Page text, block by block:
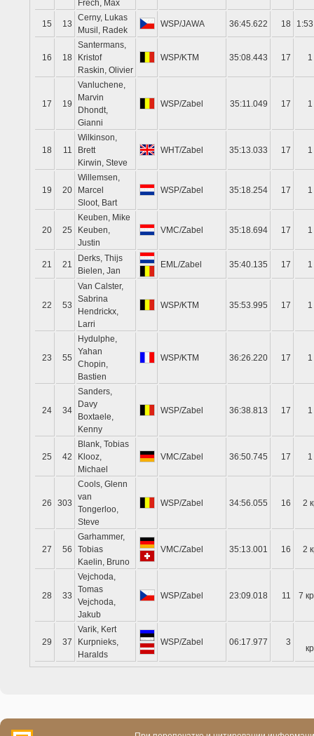
Frech, Max
15 13
Cerny, Lukas
Musil, Radek
WSP/JAWA 36:45.622 18
16 18
Santermans,
Kristof
Raskin, Olivier
WSP/KTM 35:08.443 17 1
17 19
Vanluchene,
Marvin
Dhondt,
Gianni
WSP/Zabel 35:11.049 17 1
18 11
Wilkinson,
Brett
Kirwin, Steve
WHT/Zabel 35:13.033 17 1
19 20
Willemsen,
Marcel
Sloot, Bart
WSP/Zabel 35:18.254 17 1
20 25
Keuben, Mike
Keuben,
Justin
VMC/Zabel 35:18.694 17 1
21 21
Derks, Thijs
Bielen, Jan
EML/Zabel 35:40.135 17 1
22 53
Van Calster,
Sabrina
Hendrickx,
Larri
WSP/KTM 35:53.995 17 1
23 55
Hydulphe,
Yahan
Chopin,
Bastien
WSP/KTM 36:26.220 17 1
24 34
Sanders,
Davy
Boxtaele,
Kenny
WSP/Zabel 36:38.813 17 1
25 42
Blank, Tobias
Klooz,
Michael
VMC/Zabel 36:50.745 17 1
26 303
Cools, Glenn
van
Tongerloo,
Steve
WSP/Zabel 34:56.055 16 2
27 56
Garhammer,
Tobias
Kaelin, Bruno
VMC/Zabel 35:13.001 16 2
28 33
Vejchoda,
Tomas
Vejchoda,
Jakub
WSP/Zabel 23:09.018 11 7
29 37
Varik, Kert
Kurpnieks,
Haralds
WSP/Zabel 06:17.977 3